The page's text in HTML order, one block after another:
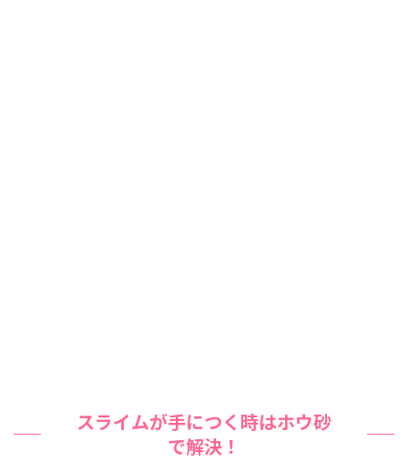
スライムが手につく時はホウ砂
で解決！